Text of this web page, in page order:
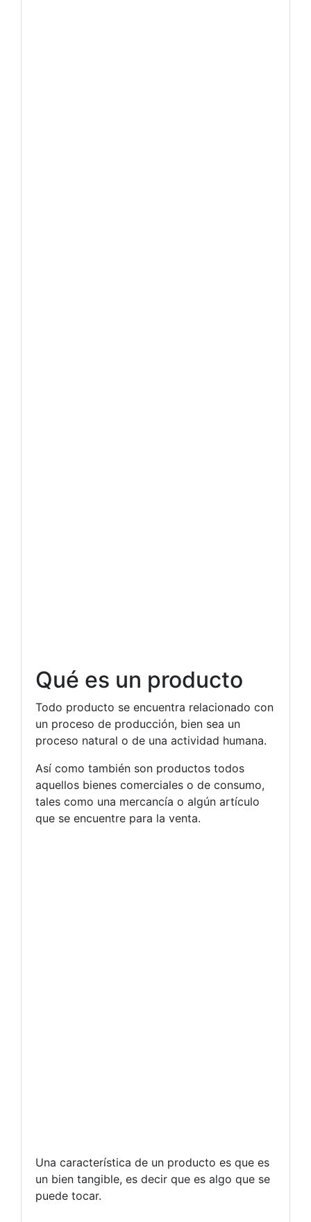
Qué es un producto
Todo producto se encuentra relacionado con
un proceso de producción, bien sea un
proceso natural o de una actividad humana.
Así como también son productos todos
aquellos bienes comerciales o de consumo,
tales como una mercancía o algún artículo
que se encuentre para la venta.
Una característica de un producto es que es
un bien tangible, es decir que es algo que se
puede tocar.